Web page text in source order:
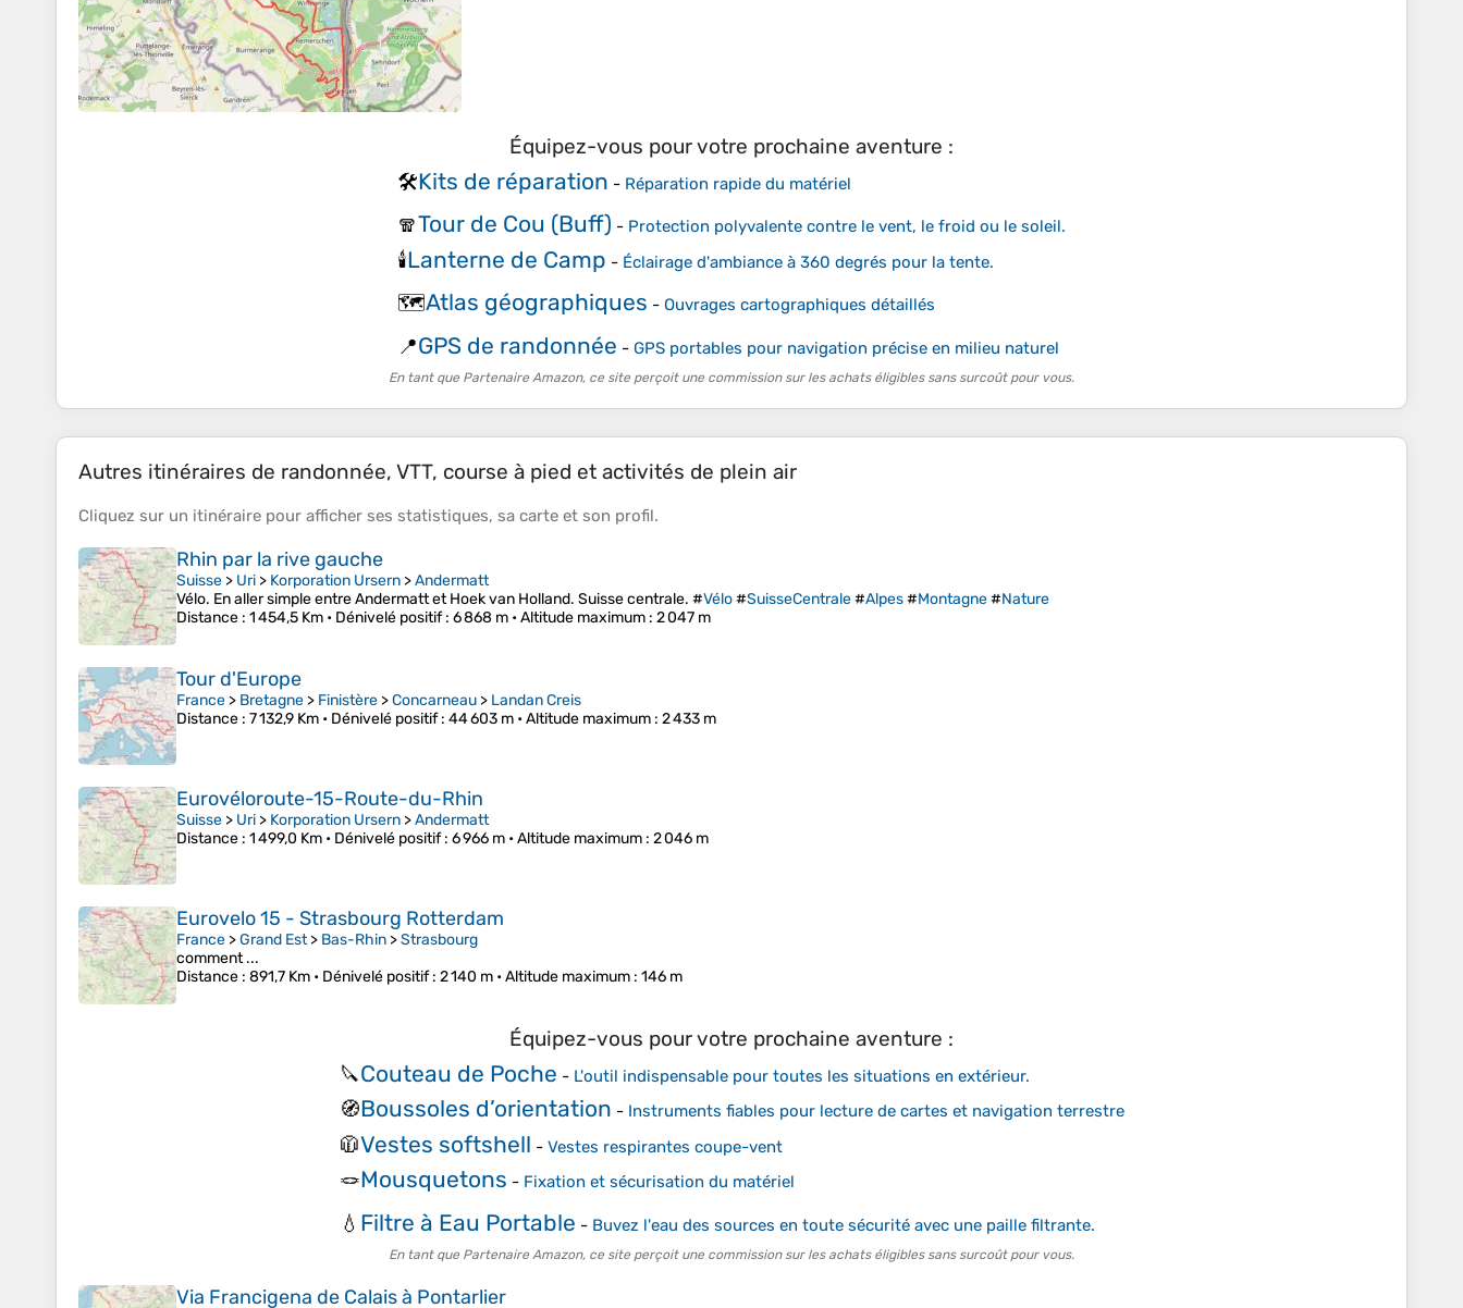
Équipez-vous pour votre prochaine aventure :
🛠️Kits de réparation - Réparation rapide du matériel
🧣Tour de Cou (Buff) - Protection polyvalente contre le vent, le froid ou le soleil.
🕯️Lanterne de Camp - Éclairage d'ambiance à 360 degrés pour la tente.
🗺️Atlas géographiques - Ouvrages cartographiques détaillés
📍GPS de randonnée - GPS portables pour navigation précise en milieu naturel
En tant que Partenaire Amazon, ce site perçoit une commission sur les achats éligibles sans surcoût pour vous.
Autres itinéraires de randonnée, VTT, course à pied et activités de plein air
Cliquez sur un itinéraire pour afficher ses statistiques, sa carte et son profil.
Rhin par la rive gauche
Suisse > Uri > Korporation Ursern >Andermatt
Vélo. En aller simple entre Andermatt et Hoek van Holland. Suisse centrale. #Vélo#SuisseCentrale#Alpes#Montagne#Nature
Distance : 1 454,5 Km • Dénivelé positif: 6 868 m •Altitude maximum : 2 047 m
Tour d'Europe
France > Bretagne > Finistère >Concarneau > Landan Creis
Distance : 7 132,9 Km • Dénivelé positif: 44 603 m •Altitude maximum : 2 433 m
Eurovéloroute-15-Route-du-Rhin
Suisse > Uri > Korporation Ursern >Andermatt
Distance : 1 499,0 Km • Dénivelé positif: 6 966 m •Altitude maximum : 2 046 m
Eurovelo 15 - Strasbourg Rotterdam
France >Grand Est> Bas-Rhin >Strasbourg
comment ...
Distance : 891,7 Km • Dénivelé positif: 2 140 m •Altitude maximum : 146 m
Équipez-vous pour votre prochaine aventure :
🔪Couteau de Poche - L'outil indispensable pour toutes les situations en extérieur.
🧭Boussoles d’orientation - Instruments fiables pour lecture de cartes et navigation terrestre
🧥Vestes softshell - Vestes respirantes coupe-vent
🪢Mousquetons - Fixation et sécurisation du matériel
💧 Filtre à Eau Portable - Buvez l'eau des sources en toute sécurité avec une paille filtrante.
En tant que Partenaire Amazon, ce site perçoit une commission sur les achats éligibles sans surcoût pour vous.
Via Francigena de Calais à Pontarlier